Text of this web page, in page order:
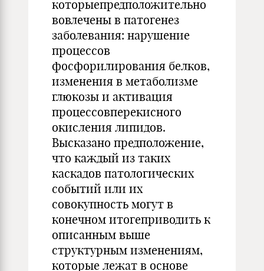
которыепредположительно
вовлечены в патогенез
заболевания: нарушение
процессов
фосфорилирования белков,
изменения в метаболизме
глюкозы и активация
процессовперекисного
окисления липидов.
Высказано предположение,
что каждый из таких
каскадов патологических
событий или их
совокупность могут в
конечном итогеприводить к
описанным выше
структурным изменениям,
которые лежат в основе